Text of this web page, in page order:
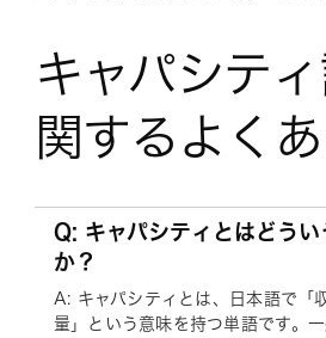
キャパシテ
関するよく
Q: キャパシティとはどうい
か？
A: キャパシティとは、日本語で「
量」という意味を持つ単語です。